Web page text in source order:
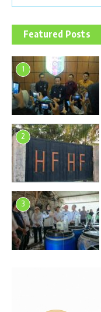
Featured Posts
1
2
3